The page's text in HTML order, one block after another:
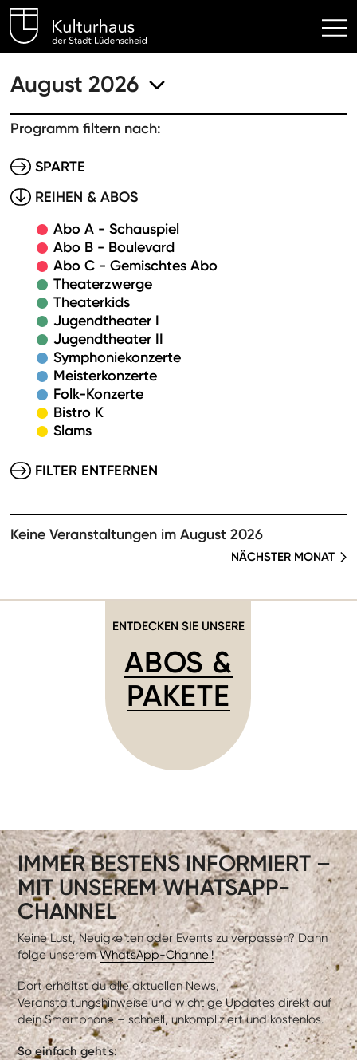
Kulturhaus Lüdenscheid
August 2026
Programm filtern nach:
SPARTE
REIHEN & ABOS
Abo A - Schauspiel
Abo B - Boulevard
Abo C - Gemischtes Abo
Theaterzwerge
Theaterkids
Jugendtheater I
Jugendtheater II
Symphoniekonzerte
Meisterkonzerte
Folk-Konzerte
Bistro K
Slams
FILTER ENTFERNEN
Keine Veranstaltungen im August 2026
NÄCHSTER MONAT
ENTDECKEN SIE UNSERE
ABOS &
PAKETE
IMMER BESTENS INFORMIERT –
MIT UNSEREM WHATSAPP-
CHANNEL
Keine Lust, Neuigkeiten oder Events zu verpassen? Dann
folge unseremWhatsApp-Channel!
Dort erhältst du alle aktuellen News,
Veranstaltungshinweise und wichtige Updates direkt auf
dein Smartphone – schnell, unkompliziert und kostenlos.
So einfach geht's: